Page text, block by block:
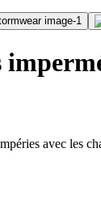
avec les